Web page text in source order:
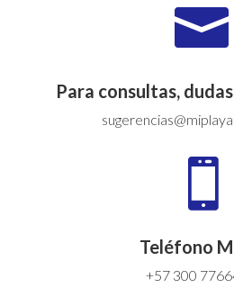

Para consultas,

Teléfono
+57 300